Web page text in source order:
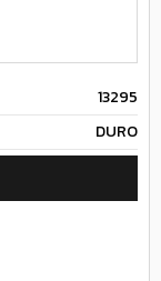
13295
DURO